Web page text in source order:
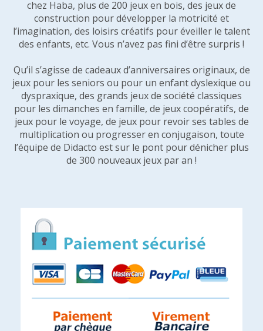
chez Haba, plus de 200 jeux en bois, des jeux de
construction pour développer la motricité et
l’imagination, des loisirs créatifs pour éveiller le talent
des enfants, etc. Vous n’avez pas fini d’être surpris !
Qu’il s’agisse de cadeaux d’anniversaires originaux, de
jeux pour les seniors ou pour un enfant dyslexique ou
dyspraxique, des grands jeux de société classiques
pour les dimanches en famille, de jeux coopératifs, de
jeux pour le voyage, de jeux pour revoir ses tables de
multiplication ou progresser en conjugaison, toute
l’équipe de Didacto est sur le pont pour dénicher plus
de 300 nouveaux jeux par an !